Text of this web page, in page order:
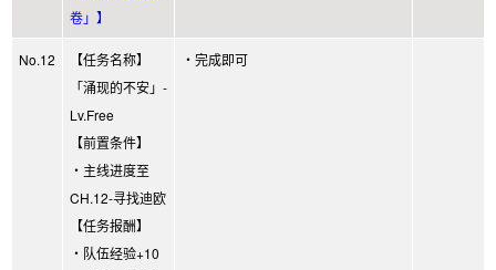
卷」】
No.12
【任务名称】
「涌现的不安」-
Lv.Free
【前置条件】
・主线进度至
CH.12-寻找迪欧
【任务报酬】
・队伍经验+10
・完成即可